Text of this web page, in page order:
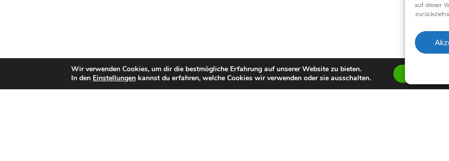
auf dieser
Wir verwenden Cookies, um dir die bestmögliche Erfahrung auf unserer Website zu bieten.
In den Einstellungen kannst du erfahren, welche Cookies wir verwenden oder sie ausschalten.